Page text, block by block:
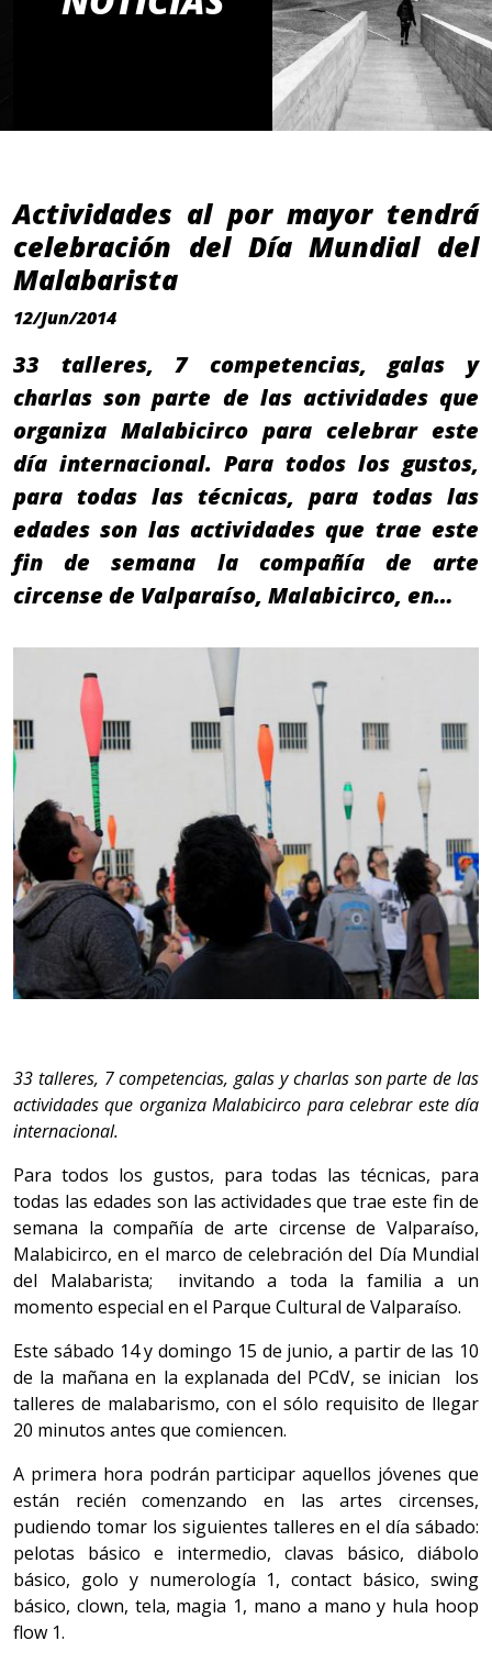
Actividades al por mayor tendrá
celebración del Día Mundial del
Malabarista
12/Jun/2014
33 talleres, 7 competencias, galas y
charlas son parte de las actividades que
organiza Malabicirco para celebrar este
día internacional. Para todos los gustos,
para todas las técnicas, para todas las
edades son las actividades que trae este
fin de semana la compañía de arte
circense de Valparaíso, Malabicirco, en…
33 talleres, 7 competencias, galas y charlas son parte de las
actividades que organiza Malabicirco para celebrar este día
internacional.
Para todos los gustos, para todas las técnicas, para
todas las edades son las actividades que trae este fin de
semana la compañía de arte circense de Valparaíso,
Malabicirco, en el marco de celebración del Día Mundial
del Malabarista; invitando a toda la familia a un
momento especial en el Parque Cultural de Valparaíso.
Este sábado 14 y domingo 15 de junio, a partir de las 10
de la mañana en la explanada del PCdV, se inician los
talleres de malabarismo, con el sólo requisito de llegar
20 minutos antes que comiencen.
A primera hora podrán participar aquellos jóvenes que
están recién comenzando en las artes circenses,
pudiendo tomar los siguientes talleres en el día sábado:
pelotas básico e intermedio, clavas básico, diábolo
básico, golo y numerología 1, contact básico, swing
básico, clown, tela, magia 1, mano a mano y hula hoop
flow 1.